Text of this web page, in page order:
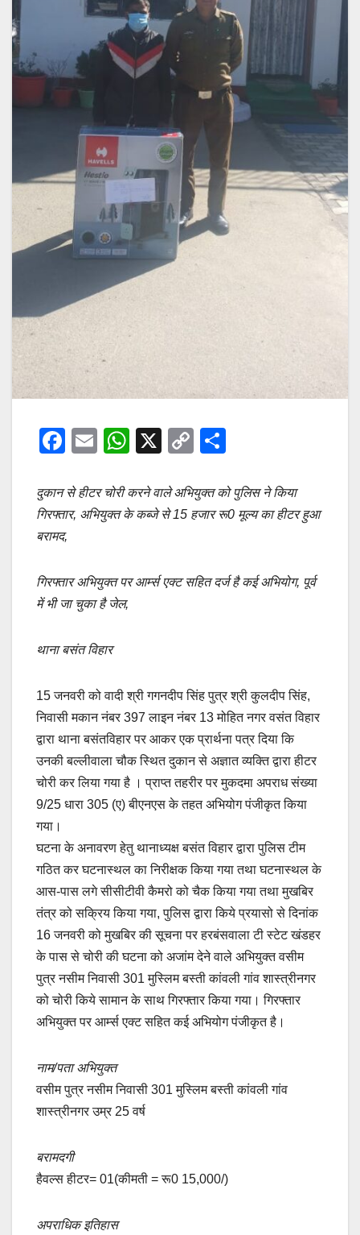
F
c
e
b
o
E
ail
W
at
s
p
X
C
p
y
n
k
ar
e
दुकान से हीटर चोरी करने वाले अभियुक्त को पुलिस ने किया
गिरफ्तार, अभियुक्त के कब्जे से 15 हजार रू0 मूल्य का हीटर हुआ
बरामद,
गिरफ्तार अभियुक्त पर आर्म्स एक्ट सहित दर्ज है कई अभियोग, पूर्व
में भी जा चुका है जेल,
थाना बसंत विहार
15 जनवरी को वादी श्री गगनदीप सिंह पुत्र श्री कुलदीप सिंह,
निवासी मकान नंबर 397 लाइन नंबर 13 मोहित नगर वसंत विहार
द्वारा थाना बसंतविहार पर आकर एक प्रार्थना पत्र दिया कि
उनकी बल्लीवाला चौक स्थित दुकान से अज्ञात व्यक्ति द्वारा हीटर
चोरी कर लिया गया है । प्राप्त तहरीर पर मुकदमा अपराध संख्या
9/25 धारा 305 (ए) बीएनएस के तहत अभियोग पंजीकृत किया
गया।
घटना के अनावरण हेतु थानाध्यक्ष बसंत विहार द्वारा पुलिस टीम
गठित कर घटनास्थल का निरीक्षक किया गया तथा घटनास्थल के
आस-पास लगे सीसीटीवी कैमरो को चैक किया गया तथा मुखबिर
तंत्र को सक्रिय किया गया, पुलिस द्वारा किये प्रयासो से दिनांक
16 जनवरी को मुखबिर की सूचना पर हरबंसवाला टी स्टेट खंडहर
के पास से चोरी की घटना को अजांम देने वाले अभियुक्त वसीम
पुत्र नसीम निवासी 301 मुस्लिम बस्ती कांवली गांव शास्त्रीनगर
को चोरी किये सामान के साथ गिरफ्तार किया गया। गिरफ्तार
अभियुक्त पर आर्म्स एक्ट सहित कई अभियोग पंजीकृत है।
नाम/पता अभियुक्त
वसीम पुत्र नसीम निवासी 301 मुस्लिम बस्ती कांवली गांव
शास्त्रीनगर उम्र 25 वर्ष
बरामदगी
हैवल्स हीटर= 01(कीमती = रू0 15,000/)
अपराधिक इतिहास